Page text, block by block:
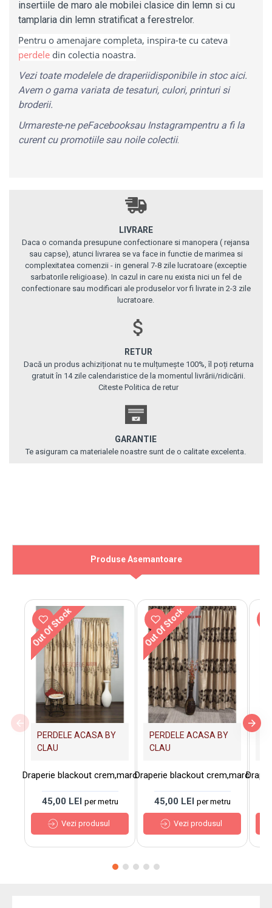
insertiile de maro ale mobilei clasice din lemn si cu
tamplaria din lemn stratificat a ferestrelor.
perdele din colectia noastra.
Vezi toate modelele dedraperiidisponibile in stocaici.
Avem o gama variata de tesaturi, culori, printuri si
broderii.
Urmareste-ne peFacebooksau Instagrampentru a fi la
curent cu promotiile sau noile colectii.
LIVRARE
Daca o comanda presupune confectionare si manopera ( rejansa
sau capse), atunci livrarea se va face in functie de marimea si
complexitatea comenzii - in general 7-8 zile lucratoare (exceptie
sarbatorile religioase). In cazul in care nu exista nici un fel de
confectionare sau modificari ale produselor vor fi livrate in 2-3 zile
lucratoare.
RETUR
Dacă un produs achiziționat nu te mulțumește 100%, îl poți returna
gratuit în 14 zile calendaristice de la momentul livrării/ridicării.
Citeste Politica de retur
GARANTIE
Te asiguram ca materialele noastre sunt de o calitate excelenta.
Produse Asemantoare
Out Of Stock
PERDELE ACASA BY
CLAU
Draperie blackout crem,maro
45,00 LEI per metru
Vezi produsul
Out Of Stock
PERDELE ACASA BY
CLAU
Draperie blackout crem,maro
45,00 LEI per metru
Vezi produsul